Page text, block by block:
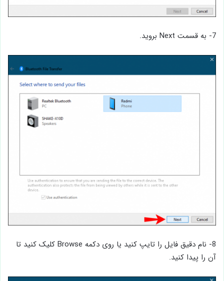
7- به قسمت Next بروید.
8- نام دقیق فایل را تایپ کنید یا روی دکمه Browse کلیک کنید تا
آن را پیدا کنید.